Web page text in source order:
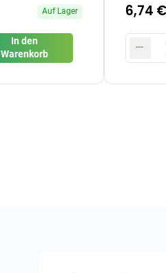
Auf Lager
In den
Warenkorb
6,74 €
-